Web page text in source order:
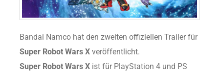
Bandai Namco hat den zweiten offiziellen Trailer für
Super Robot Wars X veröffentlicht.
Super Robot Wars X ist für PlayStation 4 und PS